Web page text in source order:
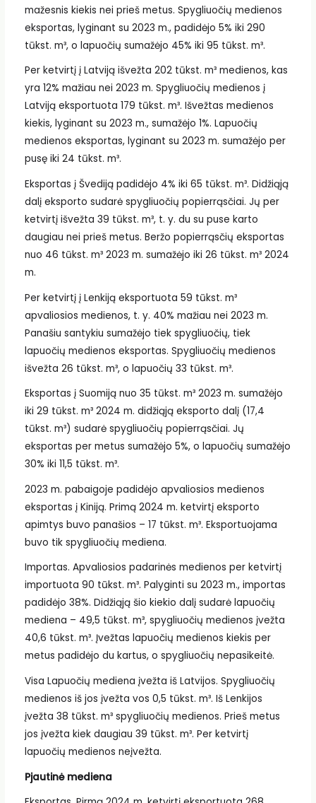
mažesnis kiekis nei prieš metus. Spygliuočių medienos
eksportas, lyginant su 2023 m., padidėjo 5% iki 290
tūkst. m³, o lapuočių sumažėjo 45% iki 95 tūkst. m³.
Per ketvirtį į Latviją išvežta 202 tūkst. m³ medienos, kas
yra 12% mažiau nei 2023 m. Spygliuočių medienos į
Latviją eksportuota 179 tūkst. m³. Išvežtas medienos
kiekis, lyginant su 2023 m., sumažėjo 1%. Lapuočių
medienos eksportas, lyginant su 2023 m. sumažėjo per
pusę iki 24 tūkst. m³.
Eksportas į Švediją padidėjo 4% iki 65 tūkst. m³. Didžiąją
dalį eksporto sudarė spygliuočių popierrąsčiai. Jų per
ketvirtį išvežta 39 tūkst. m³, t. y. du su puse karto
daugiau nei prieš metus. Beržo popierrąsčių eksportas
nuo 46 tūkst. m³ 2023 m. sumažėjo iki 26 tūkst. m³ 2024
m.
Per ketvirtį į Lenkiją eksportuota 59 tūkst. m³
apvaliosios medienos, t. y. 40% mažiau nei 2023 m.
Panašiu santykiu sumažėjo tiek spygliuočių, tiek
lapuočių medienos eksportas. Spygliuočių medienos
išvežta 26 tūkst. m³, o lapuočių 33 tūkst. m³.
Eksportas į Suomiją nuo 35 tūkst. m³ 2023 m. sumažėjo
iki 29 tūkst. m³ 2024 m. didžiąją eksporto dalį (17,4
tūkst. m³) sudarė spygliuočių popierrąsčiai. Jų
eksportas per metus sumažėjo 5%, o lapuočių sumažėjo
30% iki 11,5 tūkst. m³.
2023 m. pabaigoje padidėjo apvaliosios medienos
eksportas į Kiniją. Primą 2024 m. ketvirtį eksporto
apimtys buvo panašios – 17 tūkst. m³. Eksportuojama
buvo tik spygliuočių mediena.
Importas. Apvaliosios padarinės medienos per ketvirtį
importuota 90 tūkst. m³. Palyginti su 2023 m., importas
padidėjo 38%. Didžiąją šio kiekio dalį sudarė lapuočių
mediena – 49,5 tūkst. m³, spygliuočių medienos įvežta
40,6 tūkst. m³. Įvežtas lapuočių medienos kiekis per
metus padidėjo du kartus, o spygliuočių nepasikeitė.
Visa Lapuočių mediena įvežta iš Latvijos. Spygliuočių
medienos iš jos įvežta vos 0,5 tūkst. m³. Iš Lenkijos
įvežta 38 tūkst. m³ spygliuočių medienos. Prieš metus
jos įvežta kiek daugiau 39 tūkst. m³. Per ketvirtį
lapuočių medienos neįvežta.
Pjautinė mediena